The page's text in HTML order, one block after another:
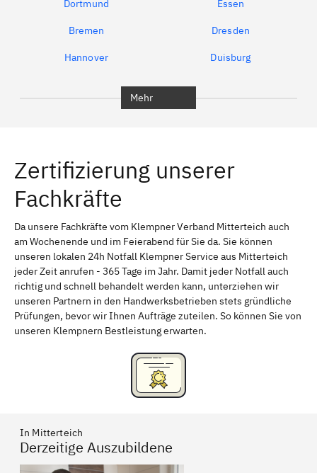
Dortmund Essen
Bremen Dresden
Hannover Duisburg
Erlangen Bamberg
Bayreuth
Schweinfurt Passau
Freising Rudelsdorf, Mittelfranken
Mehr
Zertifizierung unserer
Fachkräfte
Da unsere Fachkräfte vom Klempner Verband Mitterteich auch
am Wochenende und im Feierabend für Sie da. Sie können
unseren lokalen 24h Notfall Klempner Service aus Mitterteich
jeder Zeit anrufen - 365 Tage im Jahr. Damit jeder Notfall auch
richtig und schnell behandelt werden kann, unterziehen wir
unseren Partnern in den Handwerksbetrieben stets gründliche
Prüfungen, bevor wir Ihnen Aufträge zuteilen. So können Sie von
unseren Klempnern Bestleistung erwarten.
In Mitterteich
Derzeitige Auszubildene